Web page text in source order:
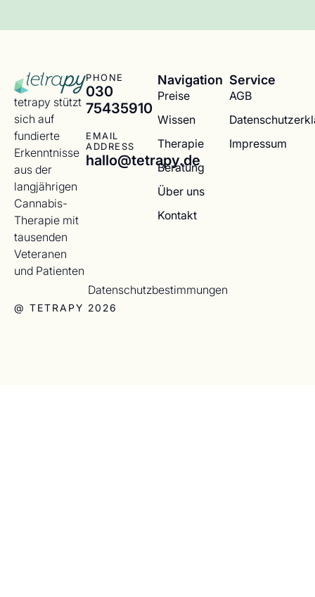
tetrapy stützt
sich auf
fundierte
Erkenntnisse
aus der
langjährigen
Cannabis-
Therapie mit
tausenden
Veteranen
und Patienten
PHONE
030
75435910
EMAIL
ADDRESS
hallo@tetrapy.de
Navigation
Preise
Wissen
Therapie
Beratung
Über uns
Kontakt
Service
AGB
Impressum
@ TETRAPY 2026
Datenschutzbestimmungen